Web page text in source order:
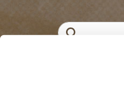
Recherche
Se